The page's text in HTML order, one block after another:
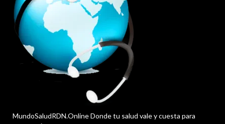
MundoSaludRDN.Online Donde tu salud vale y cuesta para